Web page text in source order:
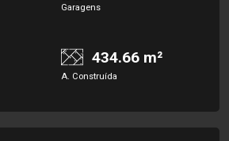
Garagens
434.66 m²
A. Construída